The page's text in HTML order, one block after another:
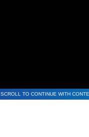
SCROLL TO CONTINUE WITH